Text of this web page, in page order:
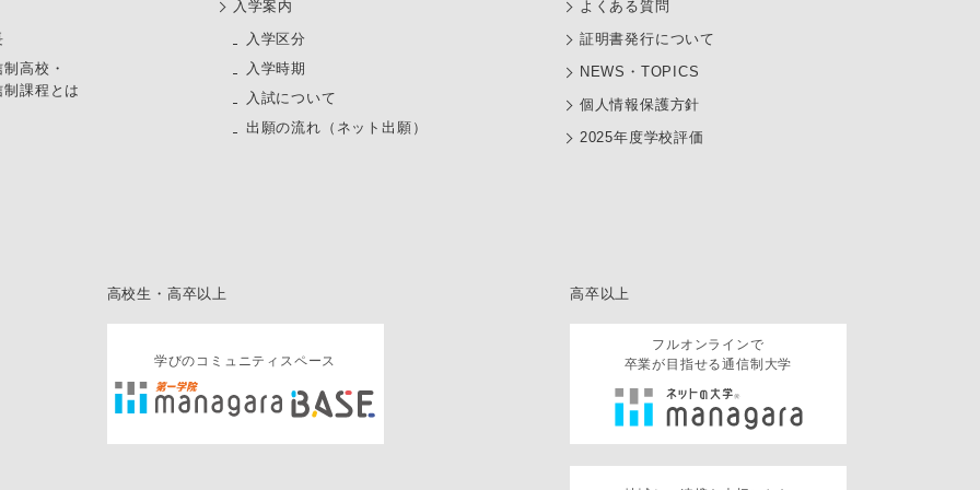
高校・
制課程とは
⼊学案内
⼊学区分
入学時期
入試について
出願の流れ（ネット出願）
よくある質問
証明書発行について
NEWS・TOPICS
個人情報保護方針
2025年度学校評価
高校生・高卒以上
学びのコミュニティスペース
高卒以上
フルオンラインで
卒業が目指せる通信制大学